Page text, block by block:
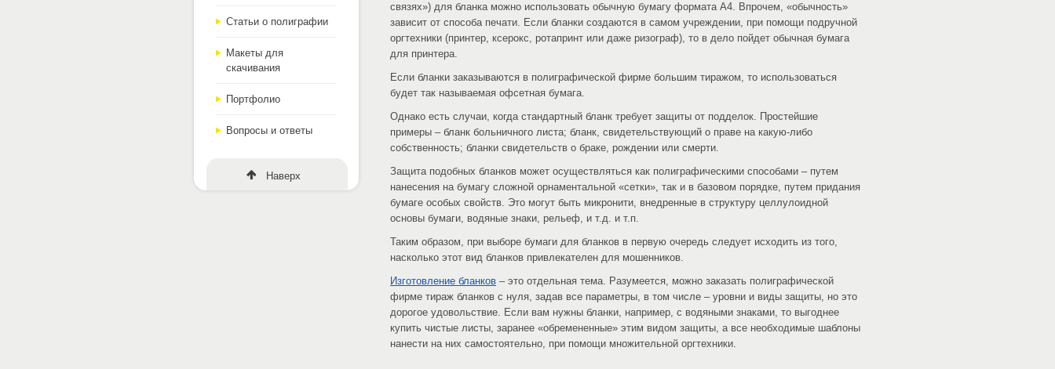
Статьи о полиграфии
Макеты для
скачивания
Портфолио
Вопросы и ответы
Наверх
связях») для бланка можно использовать обычную бумагу формата А4. Впрочем, «обычность»
зависит от способа печати. Если бланки создаются в самом учреждении, при помощи подручной
оргтехники (принтер, ксерокс, ротапринт или даже ризограф), то в дело пойдет обычная бумага
для принтера.
Если бланки заказываются в полиграфической фирме большим тиражом, то использоваться
будет так называемая офсетная бумага.
Однако есть случаи, когда стандартный бланк требует защиты от подделок. Простейшие
примеры – бланк больничного листа; бланк, свидетельствующий о праве на какую-либо
собственность; бланки свидетельств о браке, рождении или смерти.
Защита подобных бланков может осуществляться как полиграфическими способами – путем
нанесения на бумагу сложной орнаментальной «сетки», так и в базовом порядке, путем придания
бумаге особых свойств. Это могут быть микронити, внедренные в структуру целлулоидной
основы бумаги, водяные знаки, рельеф, и т.д. и т.п.
Таким образом, при выборе бумаги для бланков в первую очередь следует исходить из того,
насколько этот вид бланков привлекателен для мошенников.
Изготовление бланков – это отдельная тема. Разумеется, можно заказать полиграфической
фирме тираж бланков с нуля, задав все параметры, в том числе – уровни и виды защиты, но это
дорогое удовольствие. Если вам нужны бланки, например, с водяными знаками, то выгоднее
купить чистые листы, заранее «обремененные» этим видом защиты, а все необходимые шаблоны
нанести на них самостоятельно, при помощи множительной оргтехники.